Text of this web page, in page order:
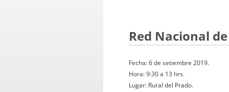
Red Nacional
Fecha: 6 de setiembre 2019.
Hora: 9:30 a 13 hrs.
Lugar: Rural del Prado.